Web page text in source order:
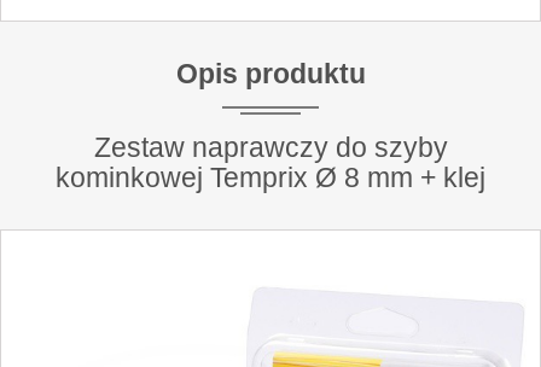
Opis produktu
Zestaw naprawczy do szyby
kominkowej Temprix Ø 8 mm + klej